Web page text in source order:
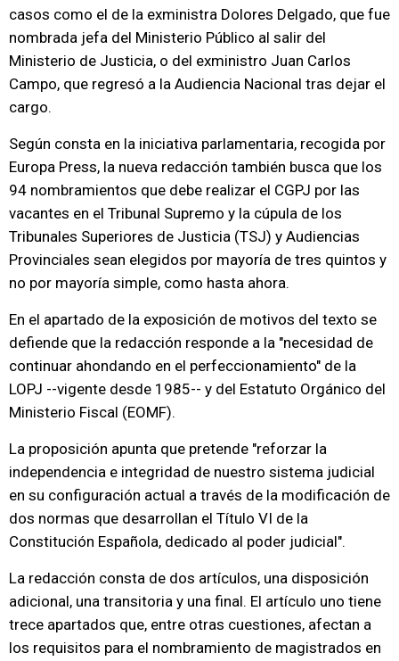
casos como el de la exministra Dolores Delgado, que fue
nombrada jefa del Ministerio Público al salir del
Ministerio de Justicia, o del exministro Juan Carlos
Campo, que regresó a la Audiencia Nacional tras dejar el
cargo.
Según consta en la iniciativa parlamentaria, recogida por
Europa Press, la nueva redacción también busca que los
94 nombramientos que debe realizar el CGPJ por las
vacantes en el Tribunal Supremo y la cúpula de los
Tribunales Superiores de Justicia (TSJ) y Audiencias
Provinciales sean elegidos por mayoría de tres quintos y
no por mayoría simple, como hasta ahora.
En el apartado de la exposición de motivos del texto se
defiende que la redacción responde a la "necesidad de
continuar ahondando en el perfeccionamiento" de la
LOPJ --vigente desde 1985-- y del Estatuto Orgánico del
Ministerio Fiscal (EOMF).
La proposición apunta que pretende "reforzar la
independencia e integridad de nuestro sistema judicial
en su configuración actual a través de la modificación de
dos normas que desarrollan el Título VI de la
Constitución Española, dedicado al poder judicial".
La redacción consta de dos artículos, una disposición
adicional, una transitoria y una final. El artículo uno tiene
trece apartados que, entre otras cuestiones, afectan a
los requisitos para el nombramiento de magistrados en